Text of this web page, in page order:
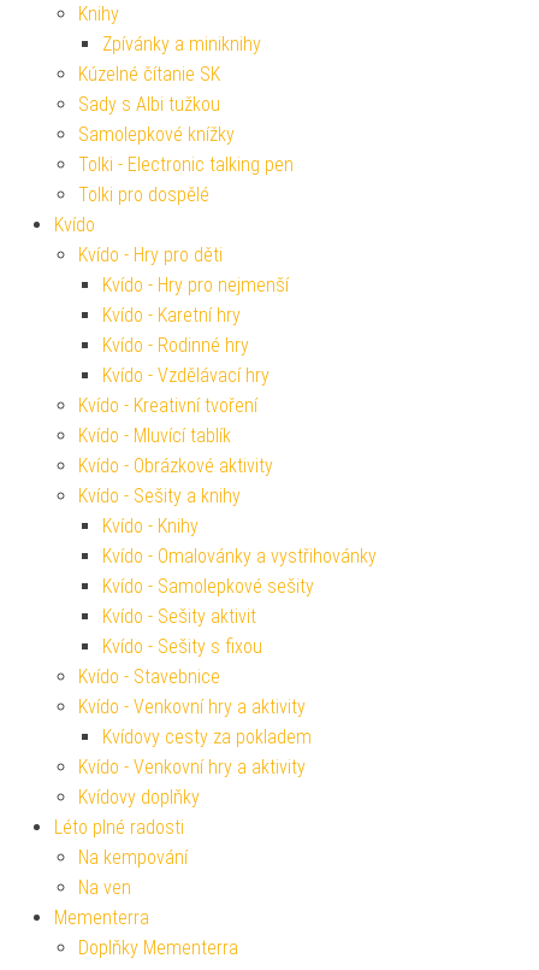
Knihy
Zpívánky a miniknihy
Kúzelné čítanie SK
Sady s Albi tužkou
Samolepkové knížky
Tolki - Electronic talking pen
Tolki pro dospělé
Kvído
Kvído - Hry pro děti
Kvído - Hry pro nejmenší
Kvído - Karetní hry
Kvído - Rodinné hry
Kvído - Vzdělávací hry
Kvído - Kreativní tvoření
Kvído - Mluvící tablík
Kvído - Obrázkové aktivity
Kvído - Sešity a knihy
Kvído - Knihy
Kvído - Omalovánky a vystřihovánky
Kvído - Samolepkové sešity
Kvído - Sešity aktivit
Kvído - Sešity s fixou
Kvído - Stavebnice
Kvído - Venkovní hry a aktivity
Kvídovy cesty za pokladem
Kvído - Venkovní hry a aktivity
Kvídovy doplňky
Léto plné radosti
Na kempování
Na ven
Mementerra
Doplňky Mementerra